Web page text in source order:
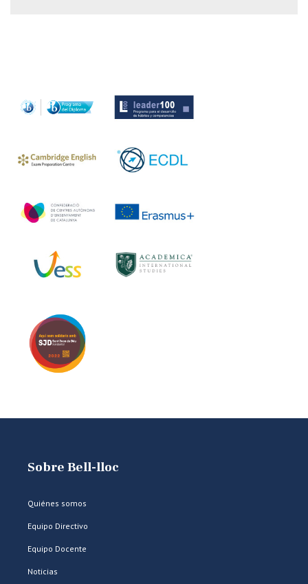
Sobre Bell-lloc
Quiénes somos
Equipo Directivo
Equipo Docente
Noticias